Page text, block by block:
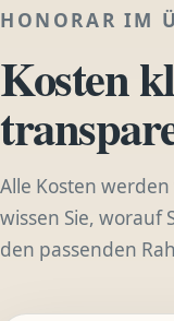
HONORAR IM
Kosten
Alle Kosten
wissen Sie, worauf
den passenden